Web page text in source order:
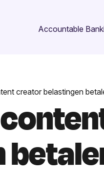
Accountable
creator belastingen